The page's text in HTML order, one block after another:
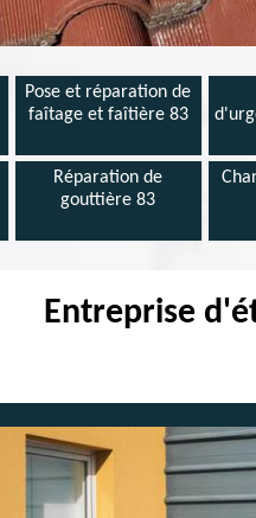
Pose et réparation de
faîtage et faîtière 83
Réparation de
gouttière 83
Entreprise